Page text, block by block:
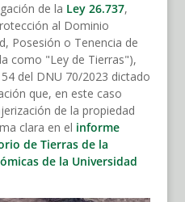
de la Ley 26.737,
al Dominio
Posesión o Tenencia de
como "Ley de Tierras"),
del DNU 70/2023 dictado
que, en este caso
de la propiedad
clara en el informe
de Tierras de la
de la Universidad